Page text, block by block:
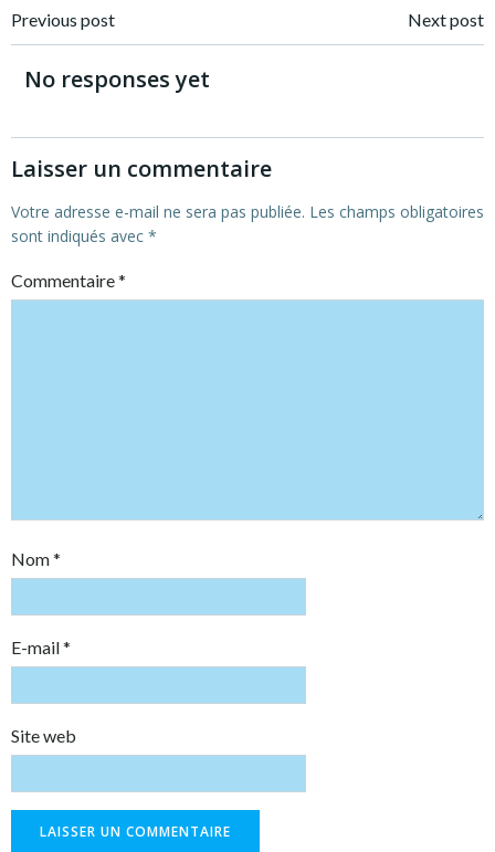
Post
navigation
Previous post Next post
No responses yet
Laisser un commentaire
Votre adresse e-mail ne sera pas publiée. Les champs obligatoires
sont indiqués avec *
Commentaire*
Nom*
E-mail*
Site web